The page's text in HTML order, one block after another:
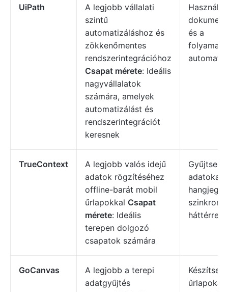
UiPath
A legjobb vállalati
szintű
automatizáláshoz és
zökkenőmentes
rendszerintegrációhoz
Csapat mérete: Ideális
nagyvállalatok
számára, amelyek
automatizálást és
rendszerintegrációt
keresnek
és a
TrueContext
A legjobb valós idejű
adatok rögzítéséhez
offline-barát mobil
űrlapokkal Csapat
mérete: Ideális
terepen dolgozó
csapatok számára
Gyűjtse
adatokat
GoCanvas
A legjobb a terepi
adatgyűjtés